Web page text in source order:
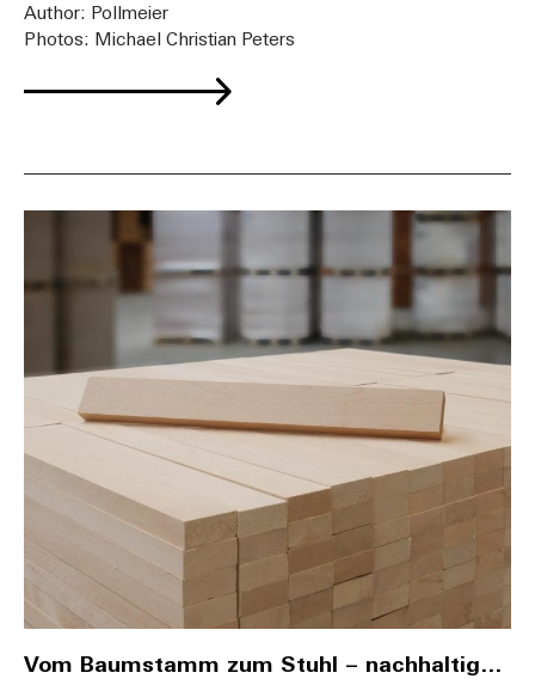
würdigt unsere Pionierarbeit im konstruktiven
Holzbau, abseits der etablierten
Author: Pollmeier
Photos: Michael Christian Peters
Vom Baumstamm zum Stuhl – nachhaltig